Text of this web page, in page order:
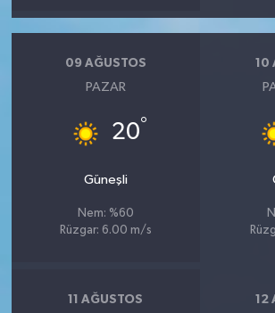
09 AĞUSTOS
PAZAR
20°
Güneşli
Nem: %60
Rüzgar: 6.00 m/s
10
11 AĞUSTOS 12